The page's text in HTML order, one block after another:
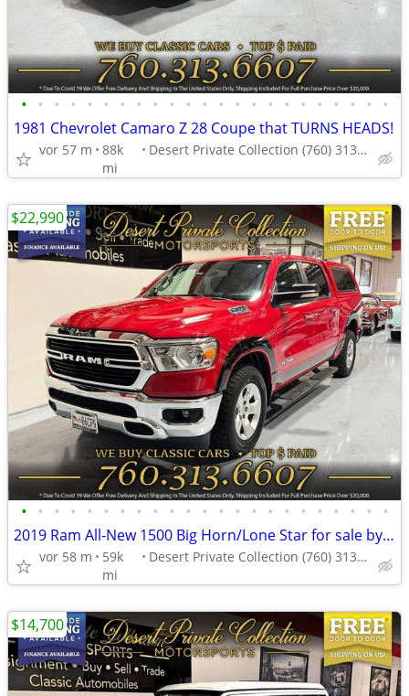
• • • • • • • • • • • • • • • • • • • • • • •
1981 Chevrolet Camaro Z 28 Coupe that TURNS HEADS!
vor 57 m
88k
mi
Desert Private Collection (760) 313-6607
• • • • • • • • • • • • • • • • • • • • • • •
2019 Ram All-New 1500 Big Horn/Lone Star for sale by Desert Private Co
vor 58 m
59k
mi
Desert Private Collection (760) 313-6607
$22,990
$14,700